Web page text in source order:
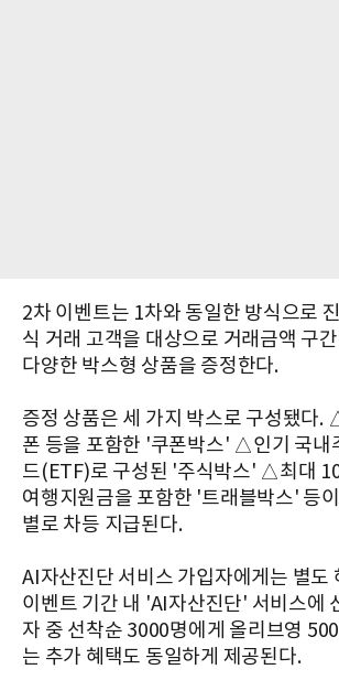
2차 이벤트는 1차와 동일한 방식으로
식 거래 고객을 대상으로 거래금액 구
다양한 박스형 상품을 증정한다.
증정 상품은 세 가지 박스로 구성됐다.
폰 등을 포함한 '쿠폰박스' △인기 국내
드(ETF)로 구성된 '주식박스' △최대
여행지원금을 포함한 '트래블박스' 등
별로 차등 지급된다.
AI자산진단 서비스 가입자에게는 별도
이벤트 기간 내 'AI자산진단' 서비스에
자 중 선착순 3000명에게 올리브영
는 추가 혜택도 동일하게 제공된다.